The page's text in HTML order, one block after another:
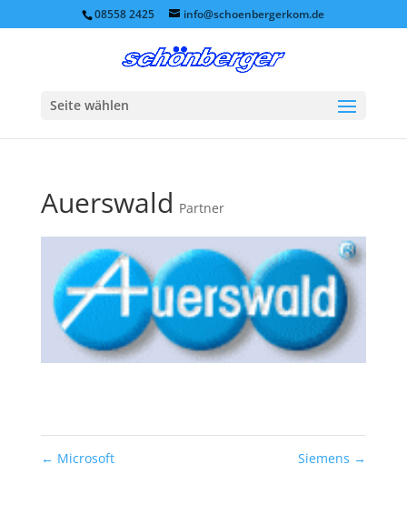
08558 2425 info@schoenbergerkom.de
Seite wählen
Auerswald Partner
← Microsoft Siemens →